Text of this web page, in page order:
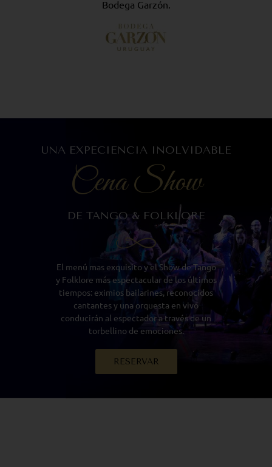
Bodega Garzón.
UNA EXPECIENCIA INOLVIDABLE
Cena Show
DE TANGO & FOLKLORE
El menú mas exquisito y el Show de Tango
y Folklore más espectacular de los últimos
tiempos: eximios bailarines, reconocidos
cantantes y una orquesta en vivo
conducirán al espectador a través de un
torbellino de emociones.
RESERVAR